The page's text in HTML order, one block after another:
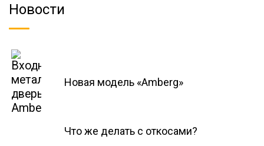
Новости
Новая модель «Amberg»
Что же делать с откосами?